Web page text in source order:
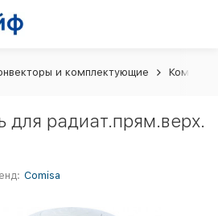
и комплектующие
для радиат.прям.верх.
Comisa